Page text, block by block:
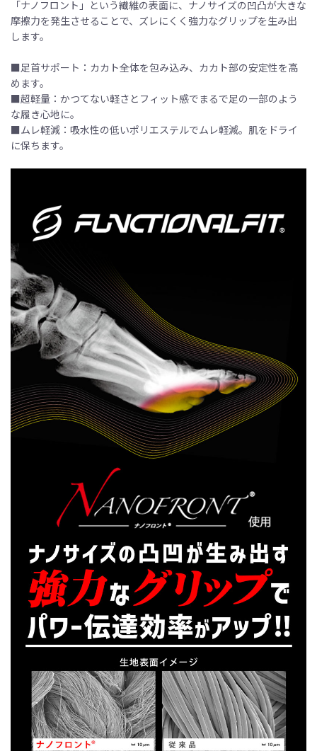
「ナノフロント」という繊維の表面に、ナノサイズの凹凸が大きな
摩擦力を発生させることで、ズレにくく強力なグリップを生み出
します。
■足首サポート：カカト全体を包み込み、カカト部の安定性を高
めます。
■超軽量：かつてない軽さとフィット感でまるで足の一部のよう
な履き心地に。
■ムレ軽減：吸水性の低いポリエステルでムレ軽減。肌をドライ
に保ちます。